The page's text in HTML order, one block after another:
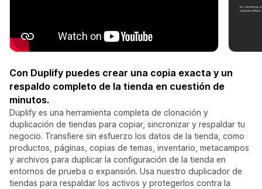
Con Duplify puedes crear una copia exacta y un
respaldo completo de la tienda en cuestión de
minutos.
Duplify es una herramienta completa de clonación y
duplicación de tiendas para copiar, sincronizar y respaldar tu
negocio. Transfiere sin esfuerzo los datos de la tienda, como
productos, páginas, copias de temas, inventario, metacampos
y archivos para duplicar la configuración de la tienda en
entornos de prueba o expansión. Usa nuestro duplicador de
tiendas para respaldar los activos y protegerlos contra la